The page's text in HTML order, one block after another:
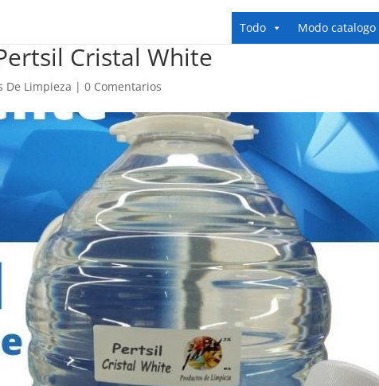
Todo Modo catalogo
Cristal White
De Limpieza |0 Comentarios